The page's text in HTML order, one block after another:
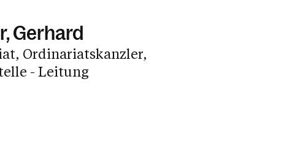
Gerhard
Ordinariatskanzler,
- Leitung